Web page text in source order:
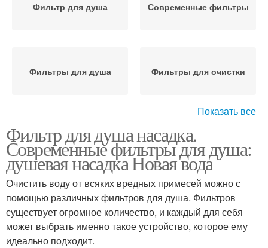
Фильтр для душа Современные фильтры
Фильтры для душа Фильтры для очистки
Эффективный фильтр Долговечный фильтр
Фильтр для дачного
душа
Фильтры для воды
Показать все
Фильтр для душа насадка.
Современные фильтры для душа:
душевая насадка Новая вода
Очистить воду от всяких вредных примесей можно с
помощью различных фильтров для душа. Фильтров
существует огромное количество, и каждый для себя
может выбрать именно такое устройство, которое ему
идеально подходит.